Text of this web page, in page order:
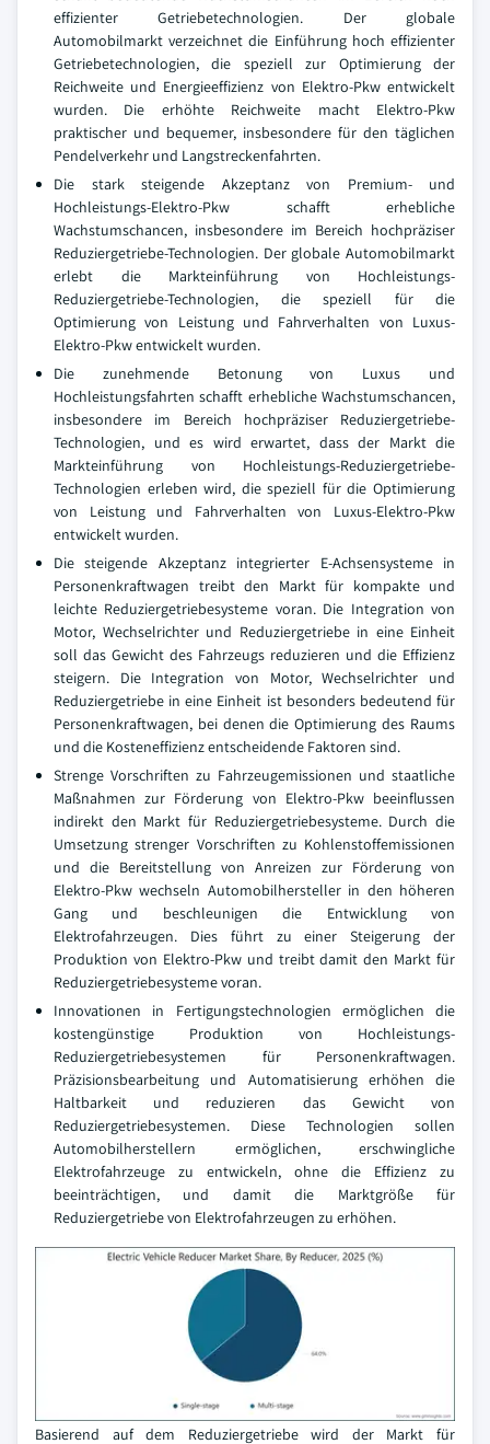
effizienter Getriebetechnologien. Der globale
Automobilmarkt verzeichnet die Einführung hoch effizienter
Getriebetechnologien, die speziell zur Optimierung der
Reichweite und Energieeffizienz von Elektro-Pkw entwickelt
wurden. Die erhöhte Reichweite macht Elektro-Pkw
praktischer und bequemer, insbesondere für den täglichen
Pendelverkehr und Langstreckenfahrten.
Die stark steigende Akzeptanz von Premium- und
Hochleistungs-Elektro-Pkw schafft erhebliche
Wachstumschancen, insbesondere im Bereich hochpräziser
Reduziergetriebe-Technologien. Der globale Automobilmarkt
erlebt die Markteinführung von Hochleistungs-
Reduziergetriebe-Technologien, die speziell für die
Optimierung von Leistung und Fahrverhalten von Luxus-
Elektro-Pkw entwickelt wurden.
Die zunehmende Betonung von Luxus und
Hochleistungsfahrten schafft erhebliche Wachstumschancen,
insbesondere im Bereich hochpräziser Reduziergetriebe-
Technologien, und es wird erwartet, dass der Markt die
Markteinführung von Hochleistungs-Reduziergetriebe-
Technologien erleben wird, die speziell für die Optimierung
von Leistung und Fahrverhalten von Luxus-Elektro-Pkw
entwickelt wurden.
Die steigende Akzeptanz integrierter E-Achsensysteme in
Personenkraftwagen treibt den Markt für kompakte und
leichte Reduziergetriebesysteme voran. Die Integration von
Motor, Wechselrichter und Reduziergetriebe in eine Einheit
soll das Gewicht des Fahrzeugs reduzieren und die Effizienz
steigern. Die Integration von Motor, Wechselrichter und
Reduziergetriebe in eine Einheit ist besonders bedeutend für
Personenkraftwagen, bei denen die Optimierung des Raums
und die Kosteneffizienz entscheidende Faktoren sind.
Strenge Vorschriften zu Fahrzeugemissionen und staatliche
Maßnahmen zur Förderung von Elektro-Pkw beeinflussen
indirekt den Markt für Reduziergetriebesysteme. Durch die
Umsetzung strenger Vorschriften zu Kohlenstoffemissionen
und die Bereitstellung von Anreizen zur Förderung von
Elektro-Pkw wechseln Automobilhersteller in den höheren
Gang und beschleunigen die Entwicklung von
Elektrofahrzeugen. Dies führt zu einer Steigerung der
Produktion von Elektro-Pkw und treibt damit den Markt für
Reduziergetriebesysteme voran.
Innovationen in Fertigungstechnologien ermöglichen die
kostengünstige Produktion von Hochleistungs-
Reduziergetriebesystemen für Personenkraftwagen.
Präzisionsbearbeitung und Automatisierung erhöhen die
Haltbarkeit und reduzieren das Gewicht von
Reduziergetriebesystemen. Diese Technologien sollen
Automobilherstellern ermöglichen, erschwingliche
Elektrofahrzeuge zu entwickeln, ohne die Effizienz zu
beeinträchtigen, und damit die Marktgröße für
Reduziergetriebe von Elektrofahrzeugen zu erhöhen.
Basierend auf dem Reduziergetriebe wird der Markt für